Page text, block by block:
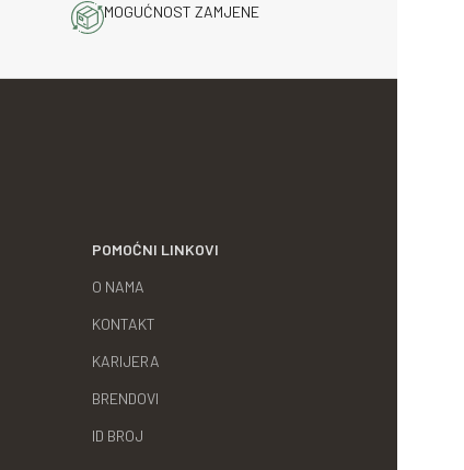
MOGUĆNOST ZAMJENE
POMOĆNI LINKOVI
O NAMA
KONTAKT
KARIJERA
BRENDOVI
ID BROJ